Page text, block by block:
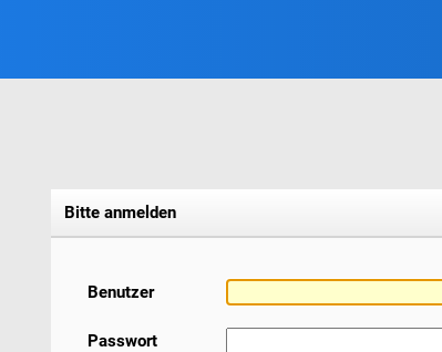
Bitte anmelden
Benutzer
Passwort